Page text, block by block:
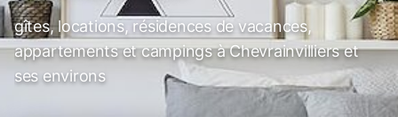
gîtes, locations, résidences de vacances,
appartements et campings à Chevrainvilliers et
ses environs